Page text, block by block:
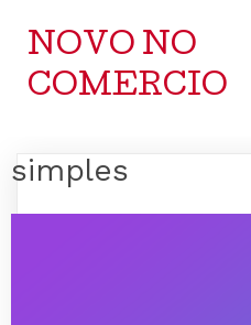
NOVO NO
COMERCIO
simples